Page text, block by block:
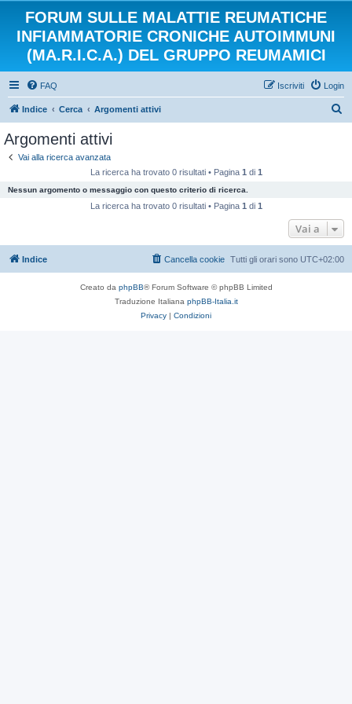
FORUM SULLE MALATTIE REUMATICHE
INFIAMMATORIE CRONICHE AUTOIMMUNI
(MA.R.I.C.A.) DEL GRUPPO REUMAMICI
FAQ Login
Iscriviti
Indice Cerca Argomenti attivi
Argomenti attivi
Vai alla ricerca avanzata
La ricerca ha trovato 0 risultati • Pagina 1 di 1
Nessun argomento o messaggio con questo criterio di ricerca.
La ricerca ha trovato 0 risultati • Pagina 1 di 1
Vai a
Indice Tutti gli orari sono UTC+02:00
Cancella cookie
Creato da phpBB® Forum Software © phpBB Limited
Traduzione Italiana phpBB-Italia.it
Privacy | Condizioni